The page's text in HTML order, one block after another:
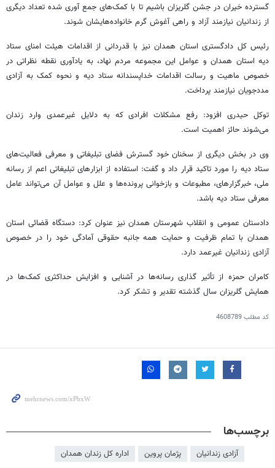
گسترده خیران در جشنگلریزان باشیم تا با کمک‌های جمعآوریشده تعداد دیگری
از زندانیان نیازمند آزاد و راهی آغوش گرم خانواده‌هایشان شوند.
رئیس کل دادگستری استان همدان نیز با قدردانی از اقدامات هیئت امنای ستاد
دیه استان همدان و عوامل این مجموعه مردم نهاد، به یادآوری نقطه نظراتی در
خصوص ماهیت و رسالت اقدامات خداپسندانه ستاد دیه و نحوه کمک به آزادی
مددجویان نیازمند پرداخت.
توکل حیدری افزود: رفع مشکلات افرادی که به دلایل غیرعمدی وارد زندان
می‌شوند حائز اهمیت است.
وی در بخش دیگری از سخنان خود گسترش فضای تبلیغاتی و معرفی فعالیت‌های
ستاد دیه را مورد تاکید قرار داد و گفت: استفاده از ابزارهای تبلیغاتی اعم از رسانه
ملی، خبرگزارهای، مطبوعات و بازخوانی پرونده‌ها و علل و عوامل آن می‌تواند عامل
معرفی ستاد دیه باشد.
دادستان عمومی و انقلاب شهرستان همدان نیز عنوان کرد: دستگاه قضائی استان
همدان با تمام ظرفیت و حمایت همه جانبه حقوقی آمادگی خود را در خصوص
آزادی زندانیان غیرعمد دارد.
کامران حمزه از تأثیر گذاری رسانه‌ها در آشنایی و افزایش حداکثری کمک‌ها در
همایش گلریزان سال گذشته تقدیر و تشکر کرد.
کد مطلب4608789
برچسب‌ها
آزادی زندانیان پژمان پروین اداره کل زندان همدان